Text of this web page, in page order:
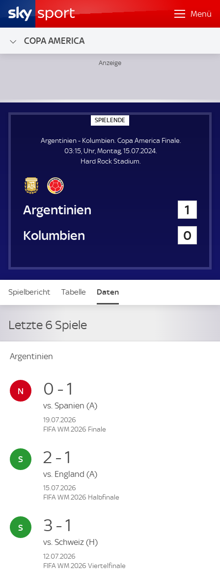
Menü
COPA AMERICA
SPIELENDE
P
E
L
E
N
Argentinien - Kolumbien. Copa America Finale.
03:15, Uhr, Montag, 15.07.2024.
Hard Rock Stadium.
Argentinien
1
Kolumbien
0
Spielbericht Tabelle Daten
Letzte 6 Spiele
Argentinien
0 - 1
vs. Spanien (A)
19.07.2026
FIFA WM 2026 Finale
2 - 1
vs. England (A)
15.07.2026
FIFA WM 2026 Halbfinale
3 - 1
vs. Schweiz (H)
12.07.2026
FIFA WM 2026 Viertelfinale